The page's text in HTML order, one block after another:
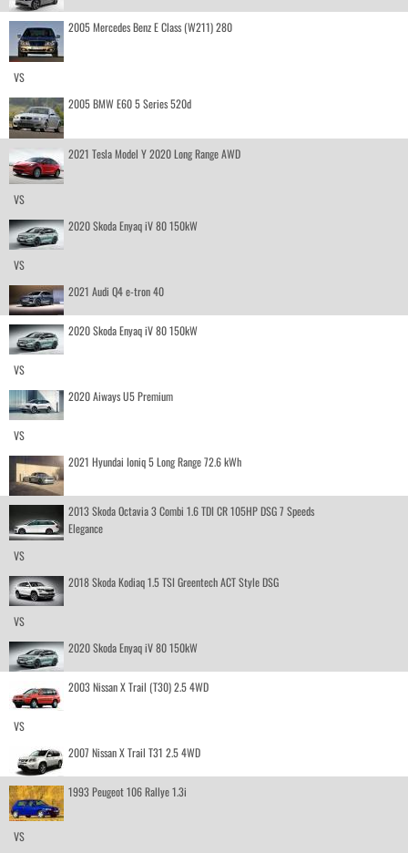
2005 Mercedes Benz E Class (W211) 280
VS
2005 BMW E60 5 Series 520d
2021 Tesla Model Y 2020 Long Range AWD
VS
2020 Skoda Enyaq iV 80 150kW
VS
2021 Audi Q4 e-tron 40
2020 Skoda Enyaq iV 80 150kW
VS
2020 Aiways U5 Premium
VS
2021 Hyundai Ioniq 5 Long Range 72.6 kWh
2013 Skoda Octavia 3 Combi 1.6 TDI CR 105HP DSG 7 Speeds
Elegance
VS
2018 Skoda Kodiaq 1.5 TSI Greentech ACT Style DSG
VS
2020 Skoda Enyaq iV 80 150kW
2003 Nissan X Trail (T30) 2.5 4WD
VS
2007 Nissan X Trail T31 2.5 4WD
1993 Peugeot 106 Rallye 1.3i
VS